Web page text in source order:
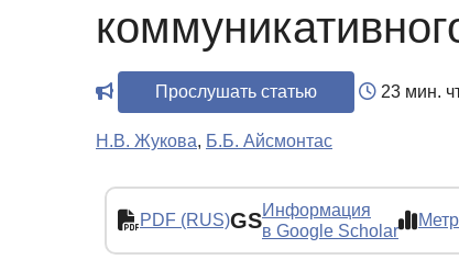
Прослушать статью 23 мин.
Н.В. Жукова, Б.Б. Айсмонтас
PDF (RUS)GSИнформация
в Google Scholar